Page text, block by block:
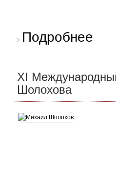
Подробнее
XI
Шолохова